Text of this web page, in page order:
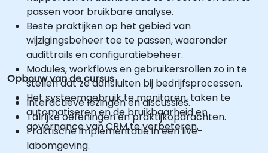
passen voor bruikbare analyse.
Beste praktijken op het gebied van
wijzigingsbeheer toe te passen, waaronder
audittrails en configuratiebeheer.
Modules, workflows en gebruikersrollen zo in te
stellen dat ze aansluiten bij bedrijfsprocessen.
Het systeemgebruik te monitoren, taken te
automatiseren en de bruikbaarheid en
governance van CRM te verbeteren.
Opbouw van de cursus
Interactieve lezingen en discussies.
Talrijke oefeningen en praktijkopdrachten.
Praktische implementatie in een live-
labomgeving.